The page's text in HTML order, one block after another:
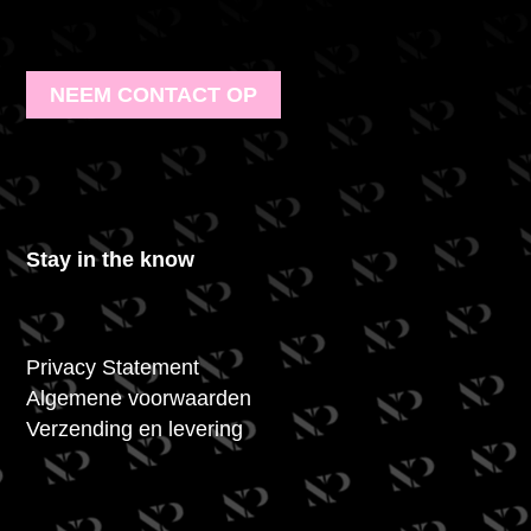
NEEM CONTACT OP
Stay in the know
Privacy Statement
Algemene voorwaarden
Verzending en levering